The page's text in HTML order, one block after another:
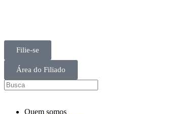
Filie-se
Área do Filiado
Quem somos